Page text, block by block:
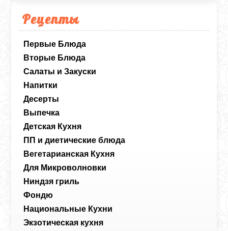
Рецепты
Первые Блюда
Вторые Блюда
Салаты и Закуски
Напитки
Десерты
Выпечка
Детская Кухня
ПП и диетические блюда
Вегетарианская Кухня
Для Микроволновки
Ниндзя гриль
Фондю
Национальные Кухни
Экзотическая кухня